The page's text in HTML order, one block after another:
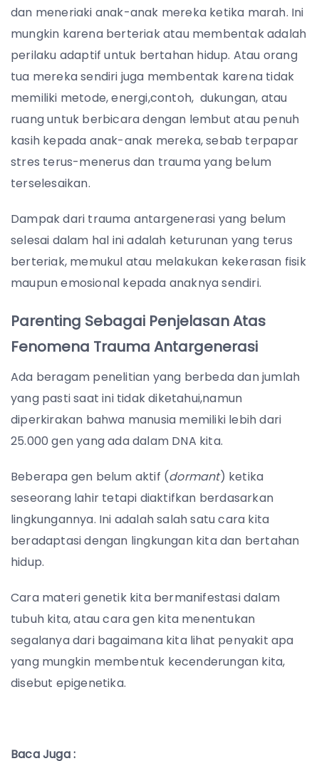
dan meneriaki anak-anak mereka ketika marah. Ini
mungkin karena berteriak atau membentak adalah
perilaku adaptif untuk bertahan hidup. Atau orang
tua mereka sendiri juga membentak karena tidak
memiliki metode, energi,contoh, dukungan, atau
ruang untuk berbicara dengan lembut atau penuh
kasih kepada anak-anak mereka, sebab terpapar
stres terus-menerus dan trauma yang belum
terselesaikan.
Dampak dari trauma antargenerasi yang belum
selesai dalam hal ini adalah keturunan yang terus
berteriak, memukul atau melakukan kekerasan fisik
maupun emosional kepada anaknya sendiri.
Parenting Sebagai Penjelasan Atas
Fenomena Trauma Antargenerasi
Ada beragam penelitian yang berbeda dan jumlah
yang pasti saat ini tidak diketahui,namun
diperkirakan bahwa manusia memiliki lebih dari
25.000 gen yang ada dalam DNA kita.
Beberapa gen belum aktif (dormant) ketika
seseorang lahir tetapi diaktifkan berdasarkan
lingkungannya. Ini adalah salah satu cara kita
beradaptasi dengan lingkungan kita dan bertahan
hidup.
Cara materi genetik kita bermanifestasi dalam
tubuh kita, atau cara gen kita menentukan
segalanya dari bagaimana kita lihat penyakit apa
yang mungkin membentuk kecenderungan kita,
disebut epigenetika.
Baca Juga :